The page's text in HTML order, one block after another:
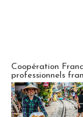
Coopération
professionnels